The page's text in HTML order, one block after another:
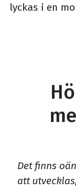
lyckas i en
Det finns
att